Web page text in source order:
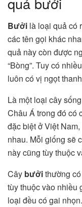
Bưởi là loại quả có
các tên gọi khác
quả này còn được
“Bòng”. Tuy có
luôn có vị ngọt
Là một loại cây
Châu Á trong đó có
đặc biệt ở Việt Nam,
nhau. Mỗi giống sẽ
này cũng tùy thuộc
Cây bưởithường
tùy thuộc vào nhiều
loại đều có gai